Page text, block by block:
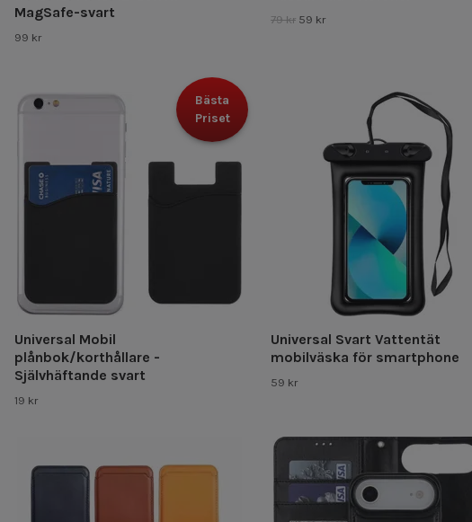
MagSafe-svart
99 kr
79 kr 59 kr
Bästa
Priset
Universal Mobil
plånbok/korthållare -
Självhäftande svart
19 kr
Universal Svart Vattentät
mobilväska för smartphone
59 kr